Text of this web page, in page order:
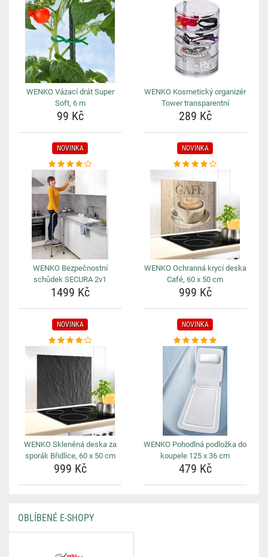
WENKO Vázací drát Super
Soft, 6 m
99 Kč
WENKO Kosmetický organizér
Tower transparentní
289 Kč
NOVINKA
WENKO Bezpečnostní
schůdek SECURA 2v1
1499 Kč
NOVINKA
WENKO Ochranná krycí deska
Café, 60 x 50 cm
999 Kč
NOVINKA
WENKO Skleněná deska za
sporák Břidlice, 60 x 50 cm
999 Kč
NOVINKA
WENKO Pohodlná podložka do
koupele 125 x 36 cm
479 Kč
OBLÍBENÉ E-SHOPY